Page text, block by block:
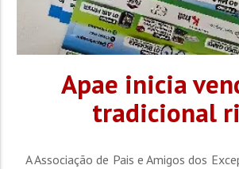
Apae inicia
tradicional
A Associação de Pais e Amigos dos